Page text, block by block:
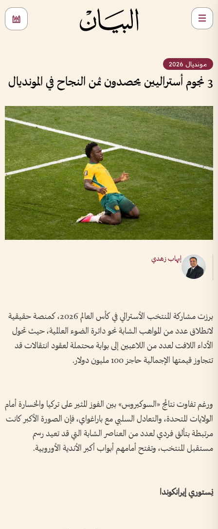
مونديال 2026
3 نجوم أستراليين يحصدون ثمن النجاح في المونديال
إيهاب زهدي
برزت مشاركة المنتخب الأسترالي في كأس العالم 2026، كمنصة حقيقية
لانطلاق عدد من المواهب الشابة نحو دائرة الضوء العالمية، حيث تحول
الأداء اللافت لعدد من اللاعبين إلى بوابة محتملة لعقود انتقالات قد
تتجاوز قيمتها الإجمالية حاجز 100 مليون دولار.
ورغم تفاوت نتائج «السوكيروس» بين الفوز المثير على تركيا والخسارة أمام
الولايات المتحدة، والتعادل السلبي مع باراغواي، فإن الصورة الأكبر كانت
مرتبطة بتألق فردي لعدد من العناصر الشابة التي قد تعيد رسم
مستقبل المنتخب، وتفتح أمامهم أبواب أكبر الأندية الأوروبية.
نِستوري إيرانكوندا